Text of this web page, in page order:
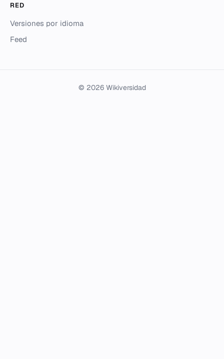
RED
Versiones por idioma
Feed
© 2026 Wikiversidad